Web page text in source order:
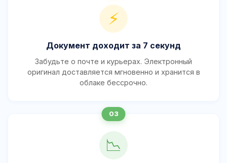
⚡
Документ доходит за 7 секунд
Забудьте о почте и курьерах. Электронный
оригинал доставляется мгновенно и хранится в
облаке бессрочно.
📉